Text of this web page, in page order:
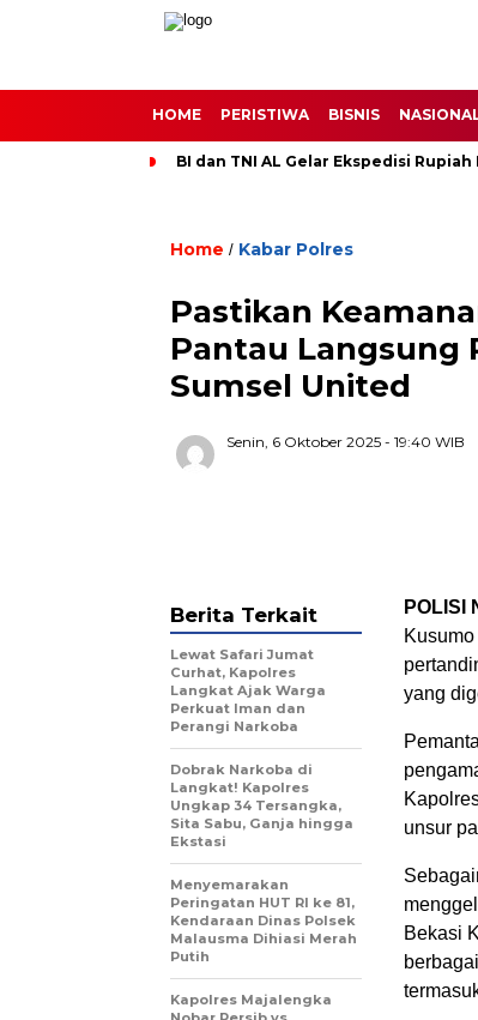
HOME PERISTIWA BISNIS
BI dan TNI AL Gelar Ekspedisi
Home / Kabar Polres
Pastikan
Pantau Langsung
Sumsel United
Senin, 6 Oktober 2025 - 19:40 WIB
POLISI
yang
unsur
Bekasi
Berita Terkait
Lewat Safari Jumat
Curhat, Kapolres
Langkat Ajak Warga
Perkuat Iman dan
Perangi Narkoba
Dobrak Narkoba di
Langkat! Kapolres
Ungkap 34 Tersangka,
Sita Sabu, Ganja hingga
Ekstasi
Menyemarakan
Peringatan HUT RI ke 81,
Kendaraan Dinas Polsek
Malausma Dihiasi Merah
Putih
Kapolres Majalengka